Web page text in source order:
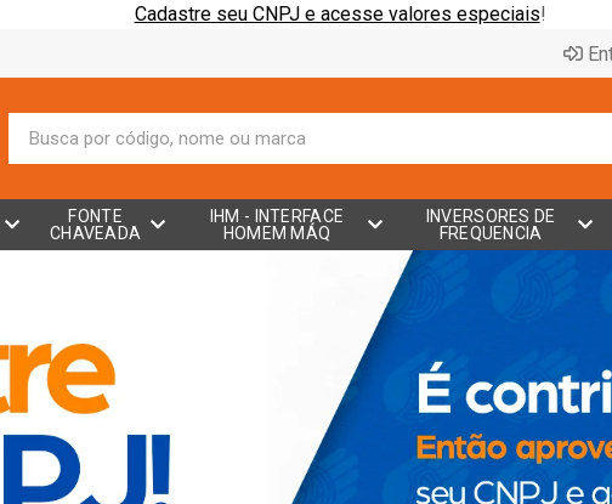
Cadastre seu CNPJ e acesse valores especiais!
FONTE
CHAVEADA
IHM - INTERFACE
HOMEM MÁQ
INVERSORES DE
FREQUENCIA